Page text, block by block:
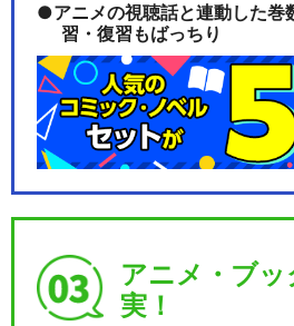
アニメの視聴話と連動した巻
習・復習もばっちり
アニメ・ブ
実！